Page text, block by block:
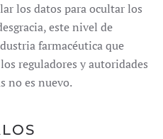
los datos para ocultar los
este nivel de
farmacéutica que
reguladores y autoridades
no es nuevo.